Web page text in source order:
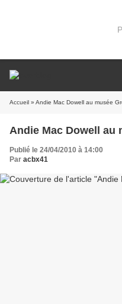
Accueil » Andie Mac Dowell au musée
Andie Mac Dowell au
Publié le 24/04/2010 à 14:00
Par acbx41